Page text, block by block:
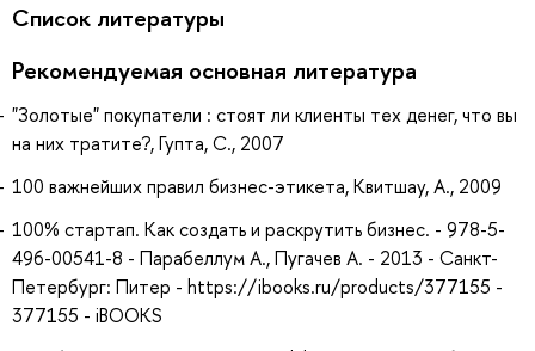
Список литературы
Рекомендуемая основная литература
"Золотые" покупатели : стоят ли клиенты тех денег, что вы
на них тратите?, Гупта, С., 2007
100 важнейших правил бизнес-этикета, Квитшау, А., 2009
100% стартап. Как создать и раскрутить бизнес. - 978-5-
496-00541-8 - Парабеллум А., Пугачев А. - 2013 - Санкт-
Петербург: Питер - https://ibooks.ru/products/377155 -
377155 - iBOOKS